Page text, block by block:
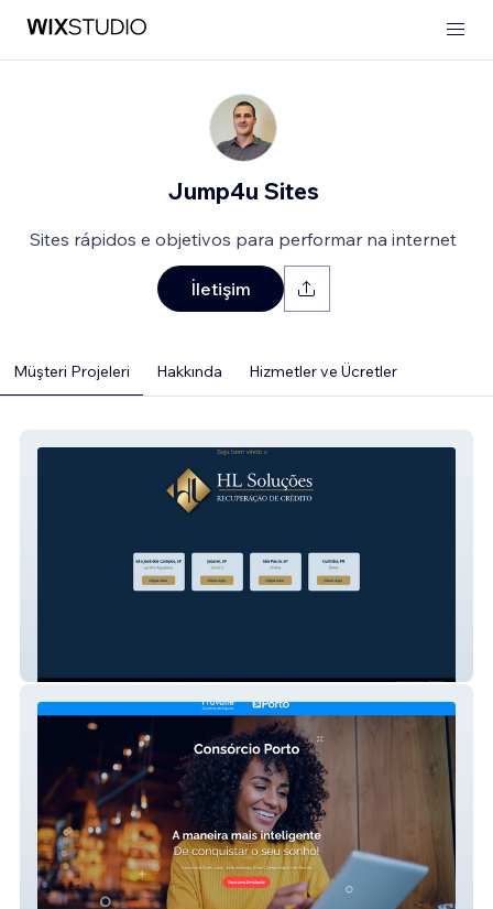
Jump4u Sites
Sites rápidos e objetivos para performar na internet
İletişim
Müşteri Projeleri Hakkında Hizmetler ve Ücretler